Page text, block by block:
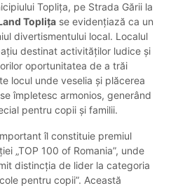
Toplița, pe Strada Gării la
Toplița se evidențiază ca un
divertismentului local. Localul
destinat activităților ludice și
oportunitatea de a trăi
locul unde veselia și plăcerea
împletesc armonios, generând
pentru copii și familii.
îl constituie premiul
„TOP 100 of Romania”, unde
distincția de lider la categoria
pentru copii”. Această